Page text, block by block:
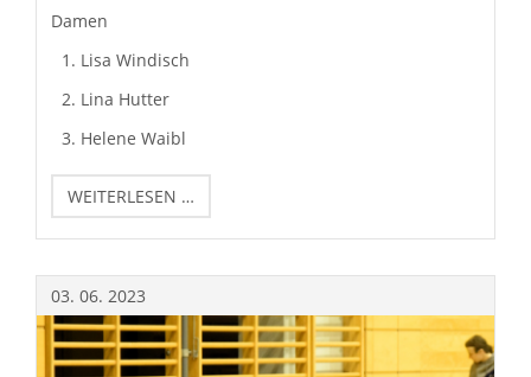
Damen
Lisa Windisch
Lina Hutter
Helene Waibl
WEITERLESEN …
HOBBYTURNIER
IN
RUM
03. 06. 2023